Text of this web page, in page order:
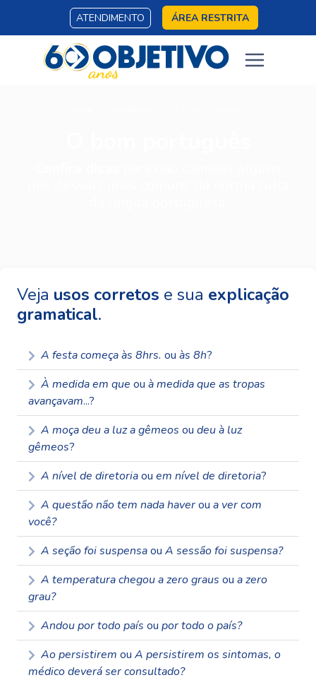
ATENDIMENTO ÁREA RESTRITA
Veja usos corretos e sua explicação
gramatical.
A festa começa às 8hrs. ou às 8h?
À medida em que ou à medida que as tropas
avançavam...?
A moça deu a luz a gêmeos ou deu à luz
gêmeos?
A nível de diretoriaou em nível de diretoria?
A questão não tem nada haverou a ver com
você?
A seção foi suspensaou A sessão foi suspensa?
A temperatura chegou a zero graus ou a zero
grau?
Andou por todo país ou por todo o país?
Ao persistirem ou A persistirem os sintomas, o
médico deverá ser consultado?